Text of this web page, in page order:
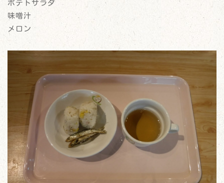
ポテトサラダ
味噌汁
メロン